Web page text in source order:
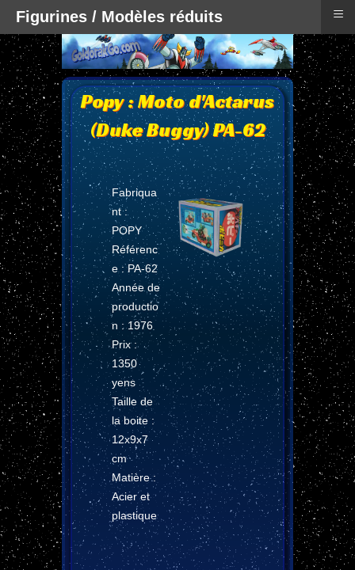
Popy : Moto d'Actarus
(Duke Buggy) PA-62
Fabriqua
nt :
POPY
Référenc
e : PA-62
Année de
productio
n : 1976
Prix :
1350
yens
Taille de
la boite :
12x9x7
cm
Matière :
Acier et
plastique
Figurines / Modèles réduits ≡